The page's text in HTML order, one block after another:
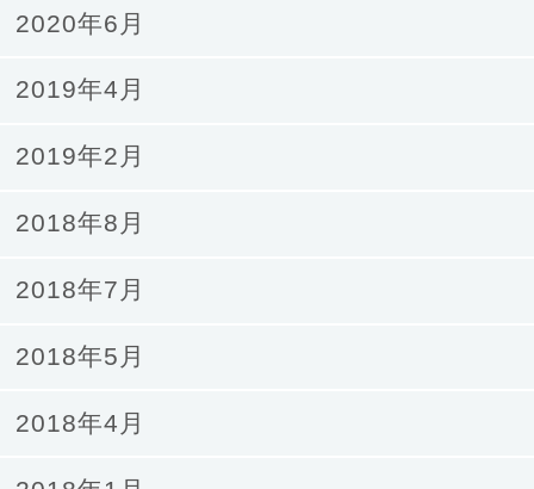
2020年6月
2019年4月
2019年2月
2018年8月
2018年7月
2018年5月
2018年4月